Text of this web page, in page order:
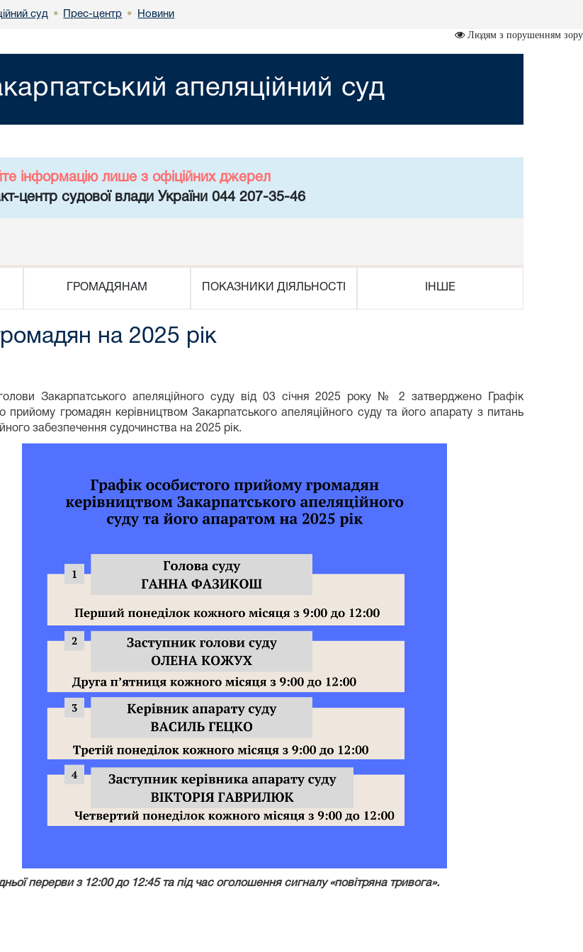
суд • Прес-центр • Новини
Людям з порушенням зору
апеляційний суд
інформацію лише з офіційних джерел
центр судової влади України 044 207-35-46
ГРОМАДЯНАМ ПОКАЗНИКИ ДІЯЛЬНОСТІ ІНШЕ
на 2025 рік
Закарпатського апеляційного суду від 03 січня 2025 року № 2 затверджено Графік
прийому громадян керівництвом Закарпатського апеляційного суду та його апарату з питань
забезпечення судочинства на 2025 рік.
перерви з 12:00 до 12:45 та під час оголошення сигналу «повітряна тривога».